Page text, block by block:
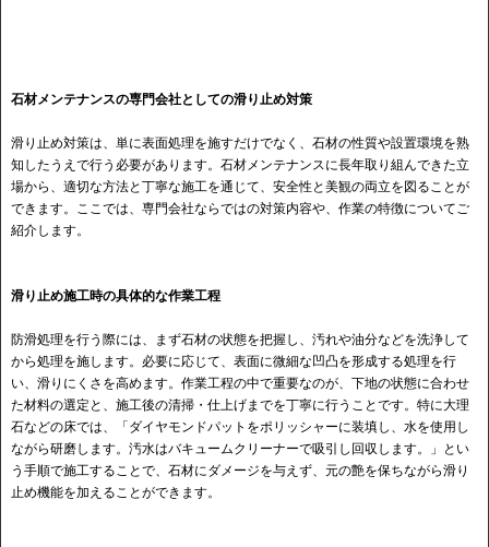
石材メンテナンスの専門会社としての滑り止め対策
滑り止め対策は、単に表面処理を施すだけでなく、石材の性質や設置環境を熟
知したうえで行う必要があります。石材メンテナンスに長年取り組んできた立
場から、適切な方法と丁寧な施工を通じて、安全性と美観の両立を図ることが
できます。ここでは、専門会社ならではの対策内容や、作業の特徴についてご
紹介します。
滑り止め施工時の具体的な作業工程
防滑処理を行う際には、まず石材の状態を把握し、汚れや油分などを洗浄して
から処理を施します。必要に応じて、表面に微細な凹凸を形成する処理を行
い、滑りにくさを高めます。作業工程の中で重要なのが、下地の状態に合わせ
た材料の選定と、施工後の清掃・仕上げまでを丁寧に行うことです。特に大理
石などの床では、「ダイヤモンドパットをポリッシャーに装填し、水を使用し
ながら研磨します。汚水はバキュームクリーナーで吸引し回収します。」とい
う手順で施工することで、石材にダメージを与えず、元の艶を保ちながら滑り
止め機能を加えることができます。